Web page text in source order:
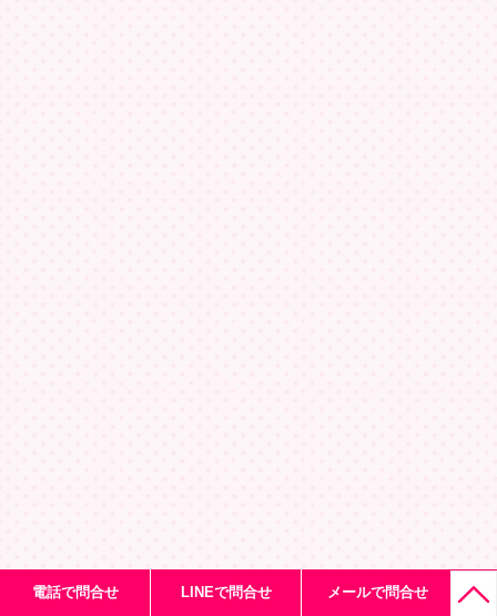
電話で問合せ LINEで問合せ メールで問合せ